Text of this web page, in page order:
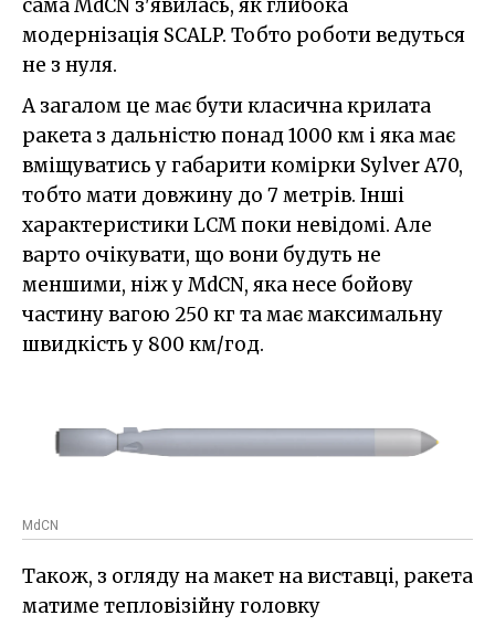
сама MdCN з'явилась, як глибока
модернізація SCALP. Тобто роботи ведуться
не з нуля.
А загалом це має бути класична крилата
ракета з дальністю понад 1000 км і яка має
вміщуватись у габарити комірки Sylver A70,
тобто мати довжину до 7 метрів. Інші
характеристики LCM поки невідомі. Але
варто очікувати, що вони будуть не
меншими, ніж у MdCN, яка несе бойову
частину вагою 250 кг та має максимальну
швидкість у 800 км/год.
MdCN
Також, з огляду на макет на виставці, ракета
матиме тепловізійну головку